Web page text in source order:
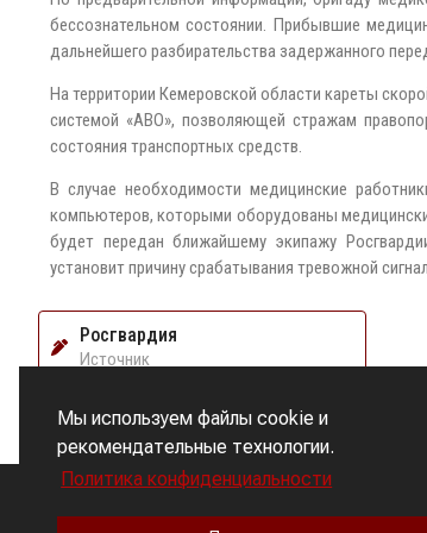
Мы используем файлы cookie и
рекомендательные технологии.
Политика конфиденциальности
бессознательном состоянии. Прибывшие
дальнейшего разбирательства задержанного
На территории Кемеровской области кареты
системой «АВО», позволяющей стражам
состояния транспортных средств.
В случае необходимости медицинские
компьютеров, которыми оборудованы
будет передан ближайшему экипажу
установит причину срабатывания тревожной
Росгвардия
Источник
БИЗНЕС МОНИТОРИНГ